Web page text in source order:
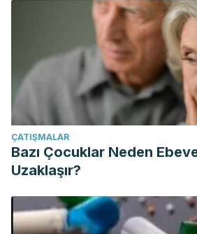
ÇATIŞMALAR
Bazı Çocuklar Neden
Uzaklaşır?